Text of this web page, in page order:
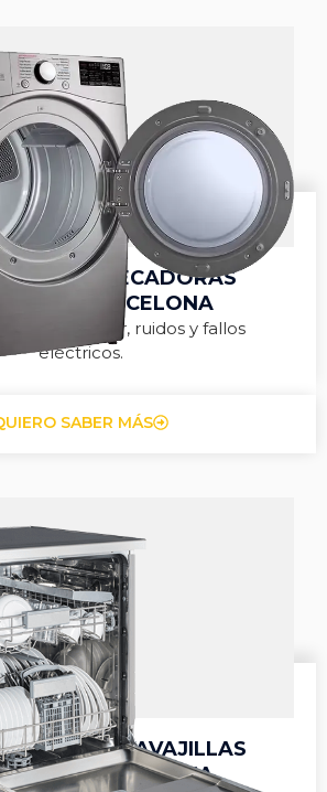
DE SECADORAS
EN BARCELONA
falta de calor, ruidos y fallos
eléctricos.
SABER MÁS
DE LAVAVAJILLAS
EN BARCELONA